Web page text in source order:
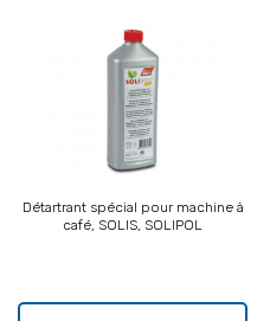
Détartrant spécial pour machine à
café, SOLIS, SOLIPOL